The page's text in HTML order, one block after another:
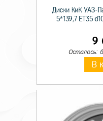
Диски КиК УАЗ-
5*139,7 ET35
9
Осталось:
В